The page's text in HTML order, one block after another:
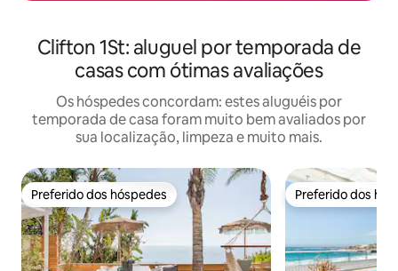
Clifton 1St: aluguel por temporada de
casas com ótimas avaliações
Os hóspedes concordam: estes aluguéis por
temporada de casa foram muito bem avaliados por
sua localização, limpeza e muito mais.
Preferido dos hóspedes
Preferido dos hóspedes Preferido dos
Preferido dos